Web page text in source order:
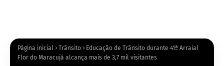
Página inicial Trânsito
Educação de Trânsito durante 41ª Arraial
Flor do Maracujá alcança mais de 3,7 mil visitantes